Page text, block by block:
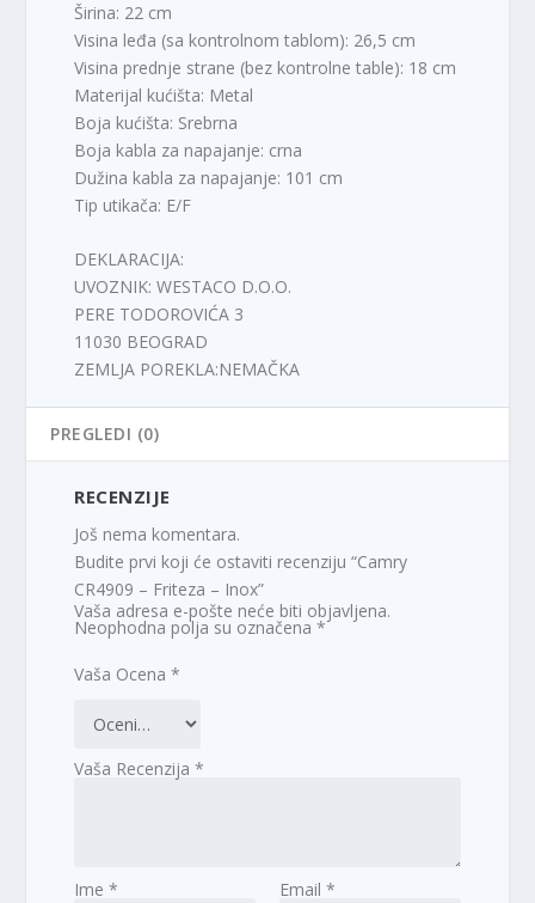
Širina: 22 cm
Visina leđa (sa kontrolnom tablom): 26,5 cm
Visina prednje strane (bez kontrolne table): 18 cm
Materijal kućišta: Metal
Boja kućišta: Srebrna
Boja kabla za napajanje: crna
Dužina kabla za napajanje: 101 cm
Tip utikača: E/F
DEKLARACIJA:
UVOZNIK: WESTACO D.O.O.
PERE TODOROVIĆA 3
11030 BEOGRAD
ZEMLJA POREKLA:NEMAČKA
PREGLEDI (0)
RECENZIJE
Još nema komentara.
Budite prvi koji će ostaviti recenziju “Camry
CR4909 – Friteza – Inox”
Vaša adresa e-pošte neće biti objavljena.
Neophodna polja su označena*
Vaša Ocena*
Vaša Recenzija*
Ime* Email *